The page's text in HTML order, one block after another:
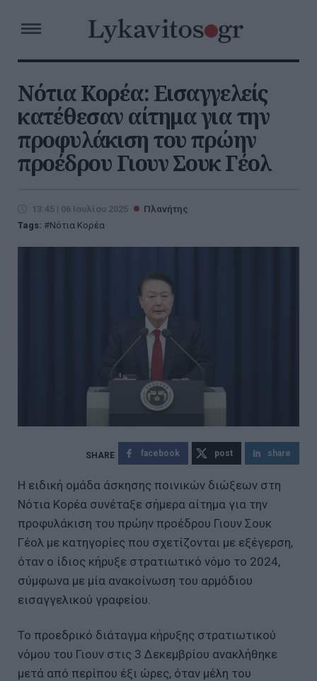
Νότια Κορέα: Εισαγγελείς
κατέθεσαν αίτημα για την
προφυλάκιση του πρώην
προέδρου Γιουν Σουκ Γέολ
13:45 | 06 Ιουλίου 2025
Πλανήτης
Tags:
Νότια Κορέα
facebook post share
Η ειδική ομάδα άσκησης ποινικών διώξεων στη
Νότια Κορέα συνέταξε σήμερα αίτημα για την
προφυλάκιση του πρώην προέδρου Γιουν Σουκ
Γέολ με κατηγορίες που σχετίζονται με εξέγερση,
όταν ο ίδιος κήρυξε στρατιωτικό νόμο το 2024,
σύμφωνα με μία ανακοίνωση του αρμόδιου
εισαγγελικού γραφείου.
Το προεδρικό διάταγμα κήρυξης στρατιωτικού
νόμου του Γιουν στις 3 Δεκεμβρίου ανακλήθηκε
μετά από περίπου έξι ώρες, όταν μέλη του